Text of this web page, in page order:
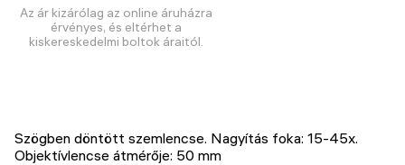
Az ár kizárólag az online áruházra
érvényes, és eltérhet a
kiskereskedelmi boltok áraitól.
Szögben döntött szemlencse. Nagyítás foka: 15-45x.
Objektívlencse átmérője: 50 mm